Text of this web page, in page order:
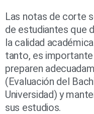
Las notas de corte
de estudiantes que
la calidad
tanto, es
preparen
(Evaluación del
Universidad) y
sus estudios.